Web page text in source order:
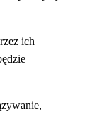
ich